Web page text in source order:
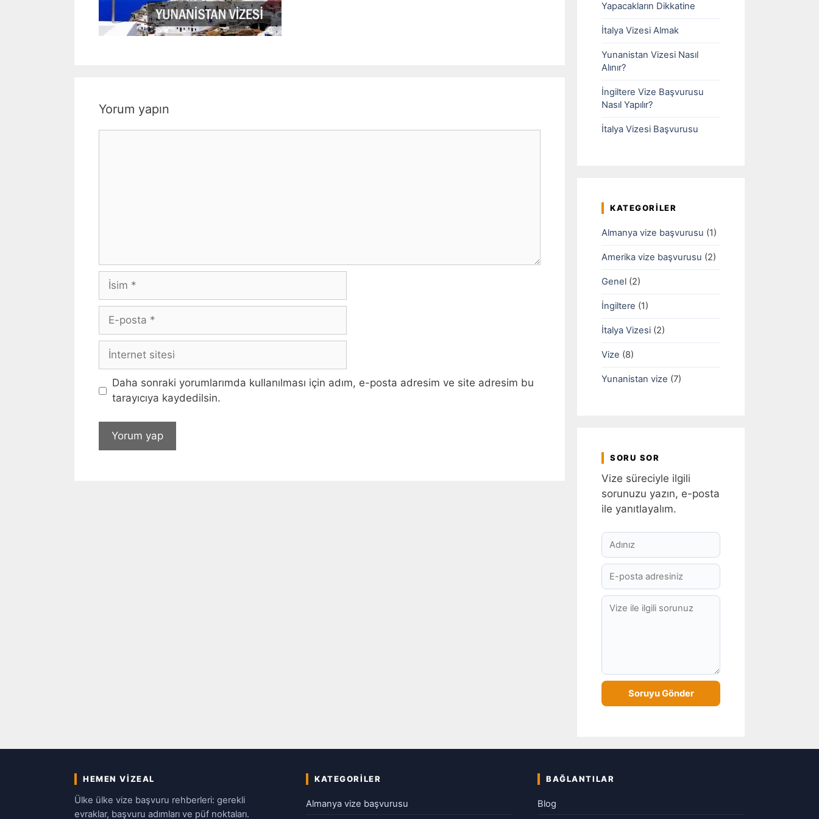
Yorum yapın
İsim
posta
İnternet
Daha sonraki yorumlarımda kullanılması için adım, e-posta adresim ve site adresim bu
tarayıcıya kaydedilsin.
Yapacakların Dikkatine
İtalya Vizesi Almak
Yunanistan Vizesi Nasıl
Alınır?
İngiltere Vize Başvurusu
Nasıl Yapılır?
İtalya Vizesi Başvurusu
KATEGORILER
Almanya vize başvurusu (1)
Amerika vize başvurusu (2)
Genel (2)
İngiltere (1)
İtalya Vizesi (2)
Vize (8)
Yunanistan vize (7)
SORU SOR
Vize süreciyle ilgili
sorunuzu yazın, e-posta
ile yanıtlayalım.
HEMEN VIZEAL
Ülke ülke vize başvuru rehberleri: gerekli
evraklar, başvuru adımları ve püf noktaları.
KATEGORILER
Almanya vize başvurusu
BAĞLANTILAR
Blog